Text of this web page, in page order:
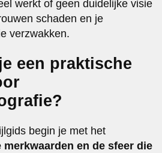
werkt of geen duidelijke visie
schaden en je
verzwakken.
een praktische
begin je met het
en de sfeer die